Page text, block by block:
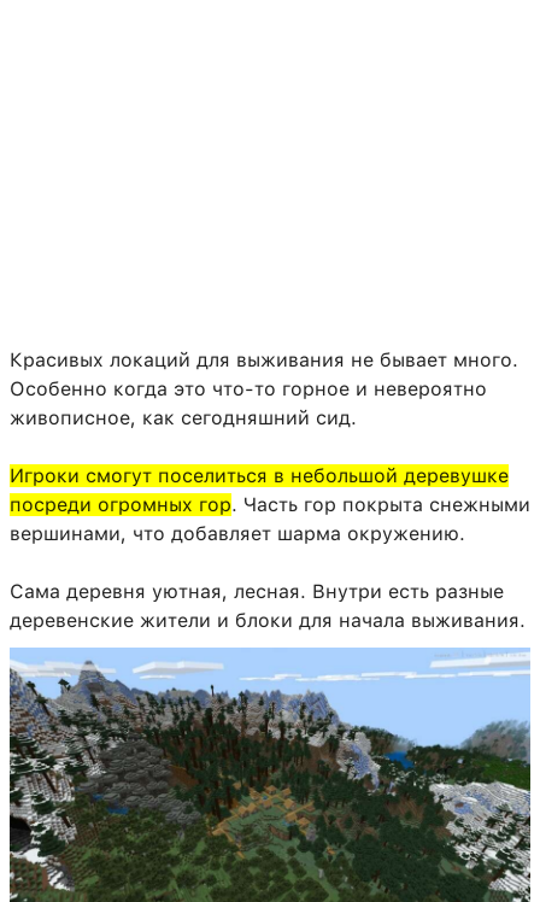
Красивых локаций для выживания не бывает много.
Особенно когда это что-то горное и невероятно
живописное, как сегодняшний сид.
Игроки смогут поселиться в небольшой деревушке
посреди огромных гор. Часть гор покрыта снежными
вершинами, что добавляет шарма окружению.
Сама деревня уютная, лесная. Внутри есть разные
деревенские жители и блоки для начала выживания.